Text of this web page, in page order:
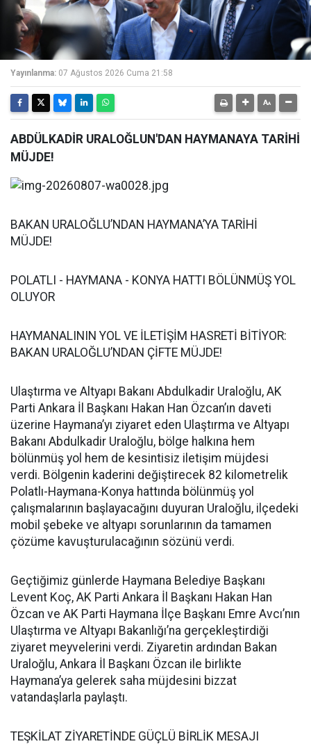
Yayınlanma: 07 Ağustos 2026 Cuma 21:58
ABDÜLKADİR URALOĞLUN'DAN HAYMANAYA TARİHİ
MÜJDE!
BAKAN URALOĞLU’NDAN HAYMANA’YA TARİHİ
MÜJDE!
POLATLI - HAYMANA - KONYA HATTI BÖLÜNMÜŞ YOL
OLUYOR
HAYMANALININ YOL VE İLETİŞİM HASRETİ BİTİYOR:
BAKAN URALOĞLU’NDAN ÇİFTE MÜJDE!
Ulaştırma ve Altyapı Bakanı Abdulkadir Uraloğlu, AK
Parti Ankara İl Başkanı Hakan Han Özcan’ın daveti
üzerine Haymana’yı ziyaret eden Ulaştırma ve Altyapı
Bakanı Abdulkadir Uraloğlu, bölge halkına hem
bölünmüş yol hem de kesintisiz iletişim müjdesi
verdi. Bölgenin kaderini değiştirecek 82 kilometrelik
Polatlı-Haymana-Konya hattında bölünmüş yol
çalışmalarının başlayacağını duyuran Uraloğlu, ilçedeki
mobil şebeke ve altyapı sorunlarının da tamamen
çözüme kavuşturulacağının sözünü verdi.
Geçtiğimiz günlerde Haymana Belediye Başkanı
Levent Koç, AK Parti Ankara İl Başkanı Hakan Han
Özcan ve AK Parti Haymana İlçe Başkanı Emre Avcı’nın
Ulaştırma ve Altyapı Bakanlığı’na gerçekleştirdiği
ziyaret meyvelerini verdi. Ziyaretin ardından Bakan
Uraloğlu, Ankara İl Başkanı Özcan ile birlikte
Haymana’ya gelerek saha müjdesini bizzat
vatandaşlarla paylaştı.
TEŞKİLAT ZİYARETİNDE GÜÇLÜ BİRLİK MESAJI